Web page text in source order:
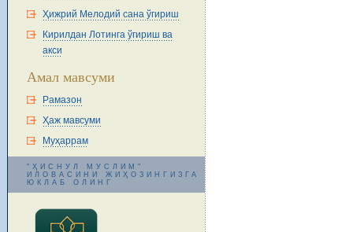
Ҳижрий Мелодий сана ўгириш
Кирилдан Лотинга ўгириш ва
акси
Амал мавсуми
Рамазон
Ҳаж мавсуми
Муҳаррам
"ҲИСНУЛ МУСЛИМ"
ИЛОВАСИНИ ЖИҲОЗИНГИЗГА
ЮКЛАБ ОЛИНГ